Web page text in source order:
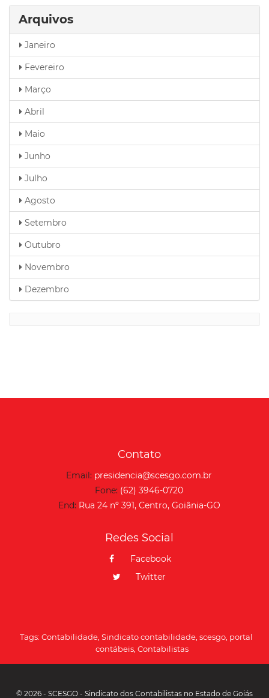
Arquivos
Janeiro
Fevereiro
Março
Abril
Maio
Junho
Julho
Agosto
Setembro
Outubro
Novembro
Dezembro
Contato
Email: presidencia@scesgo.com.br
Fone: (62) 3946-0720
End: Rua 24 nº 391, Centro, Goiânia-GO
Redes Social
Facebook
Twitter
Tags: Contabilidade, Sindicato contabilidade, scesgo, portal
contábeis Contabilistas
© 2026 - SCESGO - Sindicato dos Contabilistas no Estado de Goiás